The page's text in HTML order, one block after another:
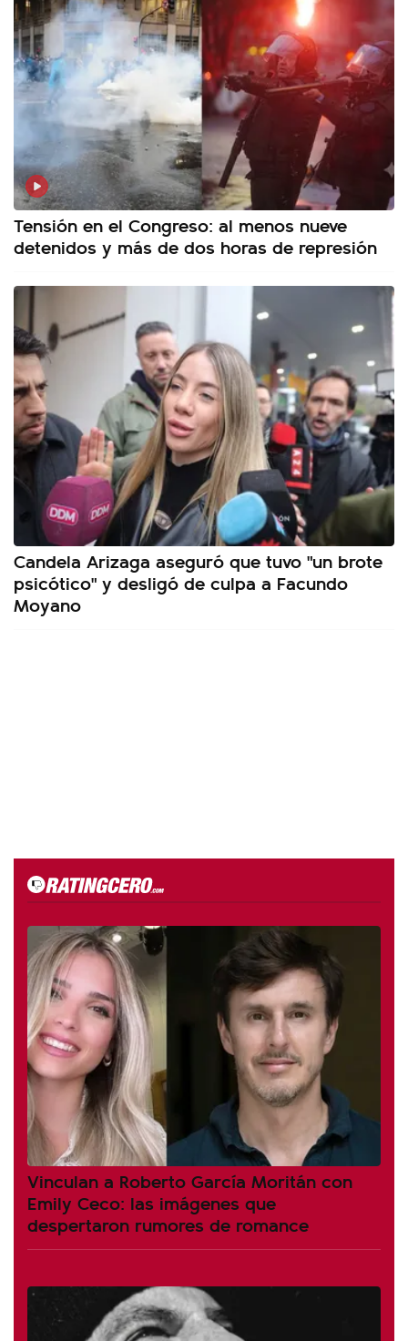
Tensión en el Congreso: al menos nueve
detenidos y más de dos horas de represión
Candela Arizaga aseguró que tuvo "un brote
psicótico" y desligó de culpa a Facundo
Moyano
Vinculan a Roberto García Moritán con
Emily Ceco: las imágenes que
despertaron rumores de romance